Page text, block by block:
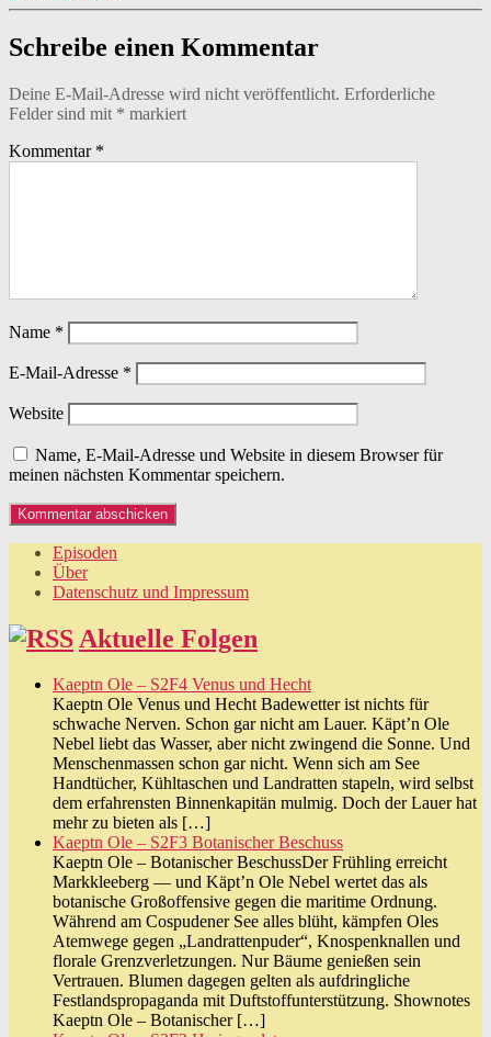
Schreibe einen Kommentar
Deine E-Mail-Adresse wird nicht veröffentlicht. Erforderliche
Felder sind mit * markiert
Kommentar *
Name *
E-Mail-Adresse *
Website
Name, E-Mail-Adresse und Website in diesem Browser für
meinen nächsten Kommentar speichern.
Episoden
Über
Datenschutz und Impressum
Aktuelle Folgen
Kaeptn Ole – S2F4 Venus und Hecht
Kaeptn Ole Venus und Hecht Badewetter ist nichts für
schwache Nerven. Schon gar nicht am Lauer. Käpt’n Ole
Nebel liebt das Wasser, aber nicht zwingend die Sonne. Und
Menschenmassen schon gar nicht. Wenn sich am See
Handtücher, Kühltaschen und Landratten stapeln, wird selbst
dem erfahrensten Binnenkapitän mulmig. Doch der Lauer hat
mehr zu bieten als […]
Kaeptn Ole – S2F3 Botanischer Beschuss
Kaeptn Ole – Botanischer BeschussDer Frühling erreicht
Markkleeberg — und Käpt’n Ole Nebel wertet das als
botanische Großoffensive gegen die maritime Ordnung.
Während am Cospudener See alles blüht, kämpfen Oles
Atemwege gegen „Landrattenpuder“, Knospenknallen und
florale Grenzverletzungen. Nur Bäume genießen sein
Vertrauen. Blumen dagegen gelten als aufdringliche
Festlandspropaganda mit Duftstoffunterstützung. Shownotes
Kaeptn Ole – Botanischer […]